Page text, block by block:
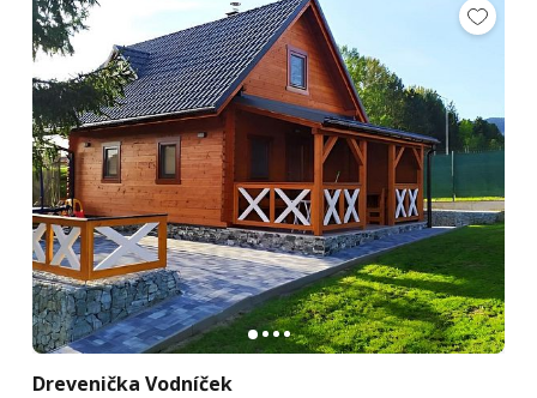
Drevenička Vodníček